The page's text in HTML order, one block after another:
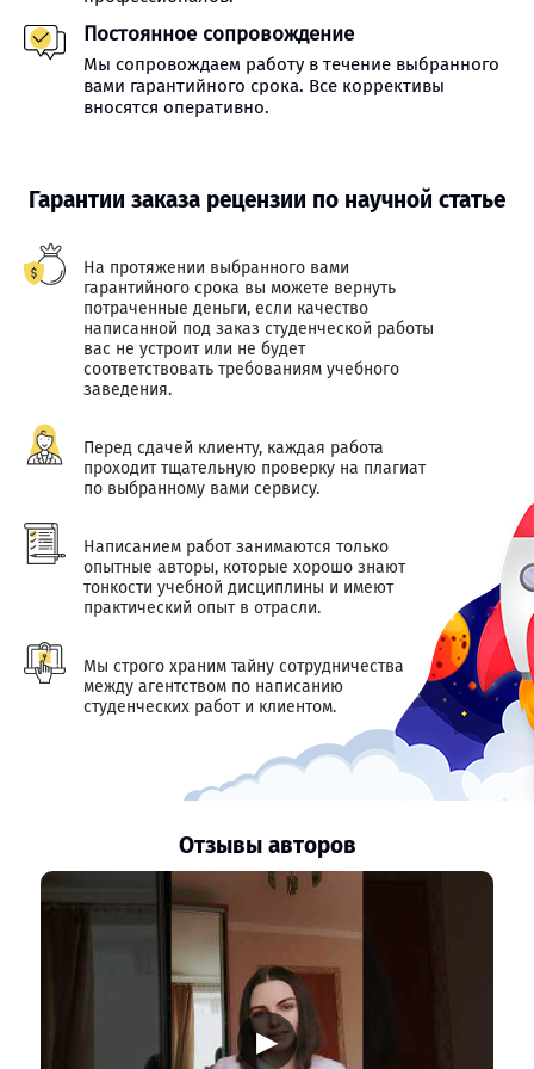
Постоянное сопровождение
Мы сопровождаем работу в течение выбранного
вами гарантийного срока. Все коррективы
вносятся оперативно.
Гарантии заказа рецензии по научной статье
На протяжении выбранного вами
гарантийного срока вы можете вернуть
потраченные деньги, если качество
написанной под заказ студенческой работы
вас не устроит или не будет
соответствовать требованиям учебного
заведения.
Перед сдачей клиенту, каждая работа
проходит тщательную проверку на плагиат
по выбранному вами сервису.
Написанием работ занимаются только
опытные авторы, которые хорошо знают
тонкости учебной дисциплины и имеют
практический опыт в отрасли.
Мы строго храним тайну сотрудничества
между агентством по написанию
студенческих работ и клиентом.
Отзывы авторов
▶